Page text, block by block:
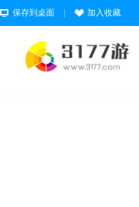
保存到桌面 加入收藏